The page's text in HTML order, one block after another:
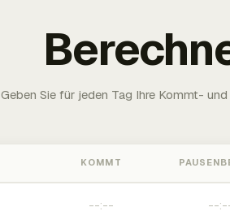
Geben Sie für jeden Tag Ihre Kommt-
KOMMT